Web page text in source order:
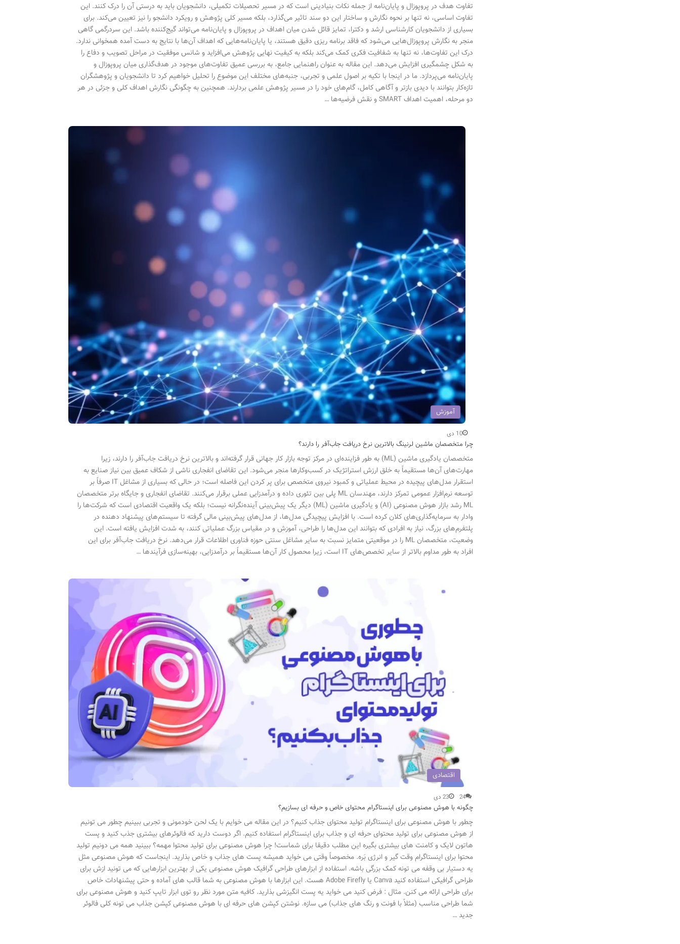
تفاوت هدف در پروپوزال و پایان‌نامه از جمله نکات بنیادینی است که در مسیر تحصیلات تکمیلی، دانشجویان باید به درستی آن را درک کنند. این
تفاوت اساسی، نه تنها بر نحوه نگارش و ساختار این دو سند تاثیر می‌گذارد، بلکه مسیر کلی پژوهش و رویکرد دانشجو را نیز تعیین می‌کند. برای
بسیاری از دانشجویان کارشناسی ارشد و دکترا، تمایز قائل شدن میان اهداف در پروپوزال و پایان‌نامه می‌تواند گیج‌کننده باشد. این سردرگمی گاهی
منجر به نگارش پروپوزال‌هایی می‌شود که فاقد برنامه ریزی دقیق هستند، یا پایان‌نامه‌هایی که اهداف آن‌ها با نتایج به دست آمده همخوانی ندارد.
درک این تفاوت‌ها، نه تنها به شفافیت فکری کمک می‌کند بلکه به کیفیت نهایی پژوهش می‌افزاید و شانس موفقیت در مراحل تصویب و دفاع را
به شکل چشمگیری افزایش می‌دهد. این مقاله به عنوان راهنمایی جامع، به بررسی عمیق تفاوت‌های موجود در هدف‌گذاری میان پروپوزال و
پایان‌نامه می‌پردازد. ما در اینجا با تکیه بر اصول علمی و تجربی، جنبه‌های مختلف این موضوع را تحلیل خواهیم کرد تا دانشجویان و پژوهشگران
تازه‌کار بتوانند با دیدی بازتر و آگاهی کامل، گام‌های خود را در مسیر پژوهش علمی بردارند. همچنین به چگونگی نگارش اهداف کلی و جزئی در هر
دو مرحله، اهمیت اهداف SMART و نقش فرضیه‌ها …
آموزش
10 دی
چرا متخصصان ماشین لرنینگ بالاترین نرخ دریافت جاب‌آفر را دارند؟
متخصصان یادگیری ماشین (ML) به طور فزاینده‌ای در مرکز توجه بازار کار جهانی قرار گرفته‌اند و بالاترین نرخ دریافت جاب‌آفر را دارند، زیرا
مهارت‌های آن‌ها مستقیماً به خلق ارزش استراتژیک در کسب‌وکارها منجر می‌شود. این تقاضای انفجاری ناشی از شکاف عمیق بین نیاز صنایع به
استقرار مدل‌های پیچیده در محیط عملیاتی و کمبود نیروی متخصص برای پر کردن این فاصله است؛ در حالی که بسیاری از مشاغل IT صرفاً بر
توسعه نرم‌افزار عمومی تمرکز دارند، مهندسان ML پلی بین تئوری داده و درآمدزایی عملی برقرار می‌کنند. تقاضای انفجاری و جایگاه برتر متخصصان
ML رشد بازار هوش مصنوعی (AI) و یادگیری ماشین (ML) دیگر یک پیش‌بینی آینده‌نگرانه نیست؛ بلکه یک واقعیت اقتصادی است که شرکت‌ها را
وادار به سرمایه‌گذاری‌های کلان کرده است. با افزایش پیچیدگی مدل‌ها، از مدل‌های پیش‌بینی مالی گرفته تا سیستم‌های پیشنهاد دهنده در
پلتفرم‌های بزرگ، نیاز به افرادی که بتوانند این مدل‌ها را طراحی، آموزش و در مقیاس بزرگ عملیاتی کنند، به شدت افزایش یافته است. این
وضعیت، متخصصان ML را در موقعیتی متمایز نسبت به سایر مشاغل سنتی حوزه فناوری اطلاعات قرار می‌دهد. نرخ دریافت جاب‌آفر برای این
افراد به طور مداوم بالاتر از سایر تخصص‌های IT است، زیرا محصول کار آن‌ها مستقیماً بر درآمدزایی، بهینه‌سازی فرآیندها …
اقتصادی
23 دی 24
چگونه با هوش مصنوعی برای اینستاگرام محتوای خاص و حرفه ای بسازیم؟
چطور با هوش مصنوعی برای اینستاگرام تولید محتوای جذاب کنیم؟ در این مقاله می خوایم با یک لحن خودمونی و تجربی ببینیم چطور می تونیم
از هوش مصنوعی برای تولید محتوای حرفه ای و جذاب برای اینستاگرام استفاده کنیم. اگر دوست دارید که فالوئرهای بیشتری جذب کنید و پست
هاتون لایک و کامنت های بیشتری بگیره این مطلب دقیقا برای شماست! چرا هوش مصنوعی برای تولید محتوا مهمه؟ ببینید همه می دونیم تولید
محتوا برای اینستاگرام وقت گیر و انرژی بَره. مخصوصاً وقتی می خواید همیشه پست های جذاب و خاص بذارید. اینجاست که هوش مصنوعی مثل
یه دستیار بی وقفه می تونه کمک بزرگی باشه. استفاده از ابزارهای طراحی گرافیک هوش مصنوعی یکی از بهترین ابزارهایی که می تونید ازش برای
طراحی گرافیکی استفاده کنید Canva یا Adobe Firefly هست. این ابزارها با هوش مصنوعی به شما قالب های آماده و حتی پیشنهادات خاص
برای طراحی ارائه می کنن. مثال : فرض کنید می خواید یه پست انگیزشی بذارید. کافیه متن مورد نظر رو توی ابزار تایپ کنید و هوش مصنوعی برای
شما طراحی مناسب (مثلاً با فونت و رنگ های جذاب) می سازه. نوشتن کپشن های حرفه ای با هوش مصنوعی کپشن جذاب می تونه کلی فالوئر
جدید …